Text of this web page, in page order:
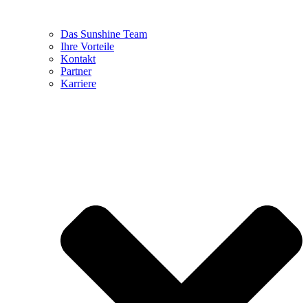
Das Sunshine Team
Ihre Vorteile
Kontakt
Partner
Karriere